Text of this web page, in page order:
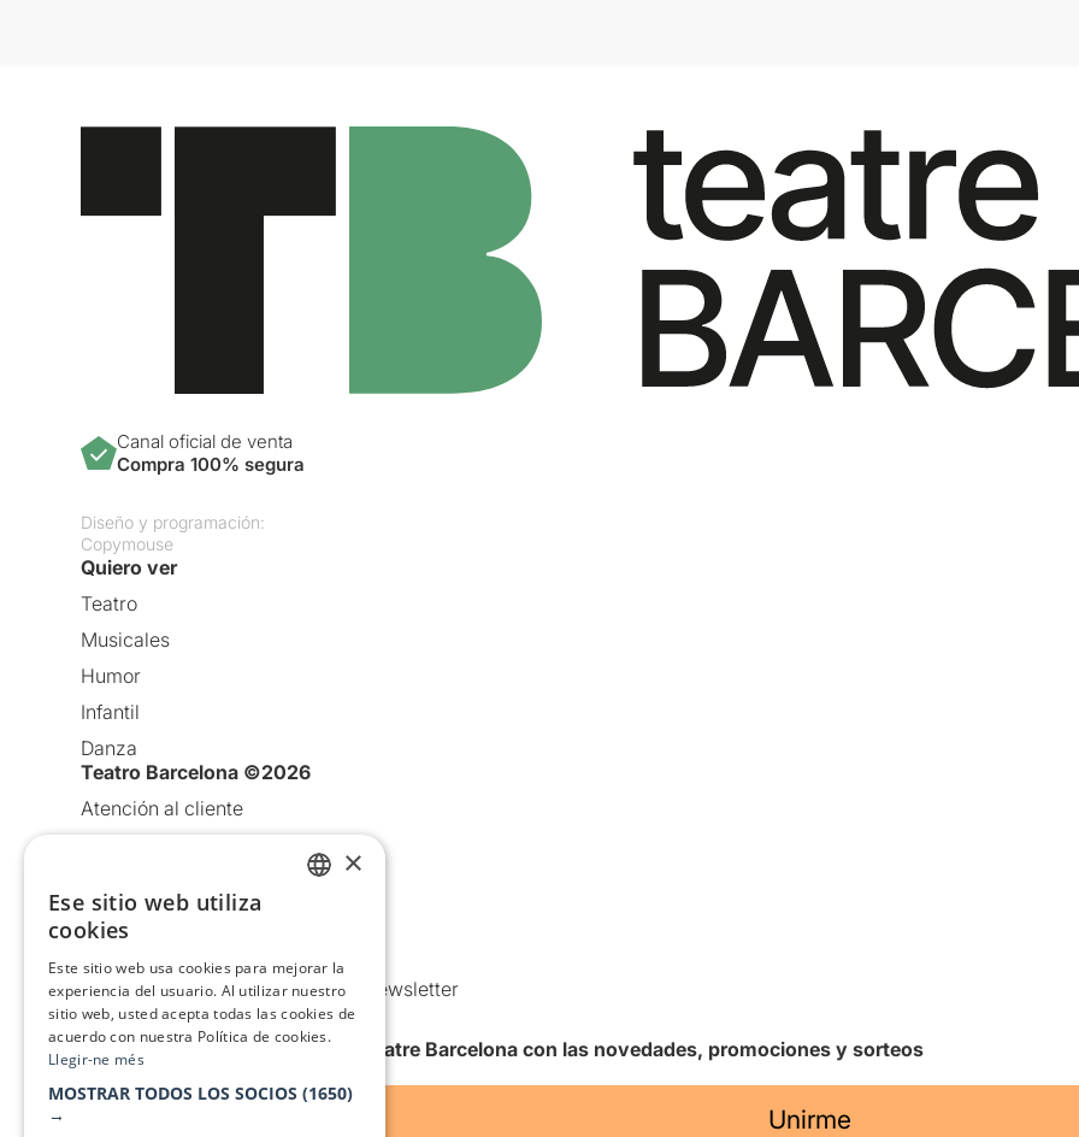
Canal oficial de venta
Compra 100% segura
Diseño y programación:
Copymouse
Quiero ver
Teatro
Musicales
Humor
Infantil
Danza
Teatro Barcelona ©2026
Atención al cliente
Política de Cookies
Comunicaciones comerciales y Newsletter
Anuncia’t
Quiero recibir la newsletter de Teatre Barcelona con las novedades, promociones y sorteos
Unirme
×
Ese sitio web utiliza
cookies
Este sitio web usa cookies para mejorar la
experiencia del usuario. Al utilizar nuestro
sitio web, usted acepta todas las cookies de
acuerdo con nuestra Política de cookies.
Llegir-ne més
MOSTRAR TODOS LOS SOCIOS (1650)
→